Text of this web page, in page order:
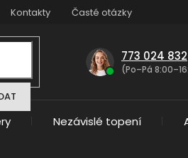
Kontakty Časté otázky
773 024 832
(Po–Pá
Nezávislé topení